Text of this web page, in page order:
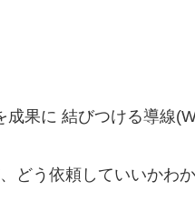
果に 結びつける導線
どう依頼していいかわか